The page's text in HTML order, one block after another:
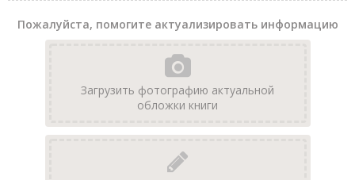
Пожалуйста, помогите актуализировать информацию
Загрузить фотографию актуальной
обложки книги